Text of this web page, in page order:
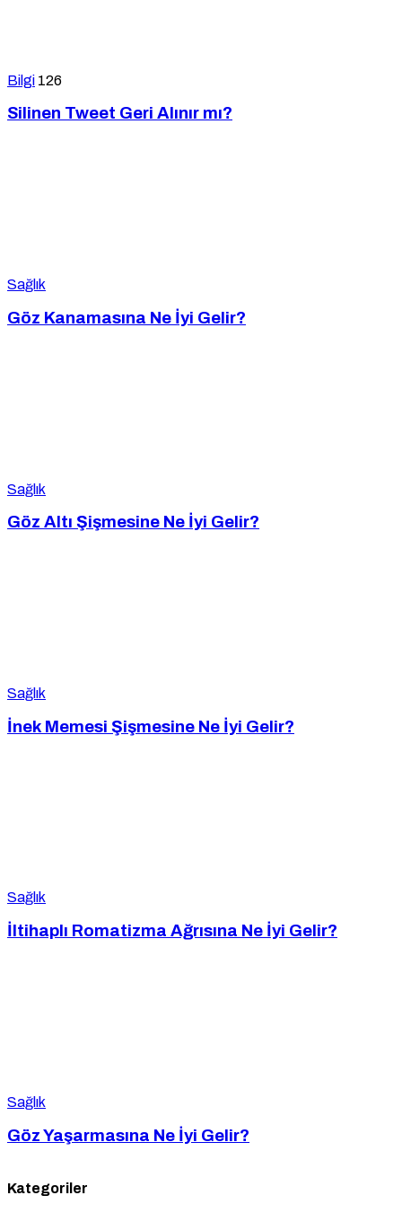
Bilgi 126
Silinen Tweet Geri Alınır mı?
Sağlık
Göz Kanamasına Ne İyi Gelir?
Sağlık
Göz Altı Şişmesine Ne İyi Gelir?
Sağlık
İnek Memesi Şişmesine Ne İyi Gelir?
Sağlık
İltihaplı Romatizma Ağrısına Ne İyi Gelir?
Sağlık
Göz Yaşarmasına Ne İyi Gelir?
Kategoriler